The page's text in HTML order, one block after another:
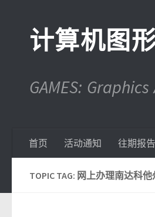
计算机图
GAMES:
首页 活动通知 往期报
TOPIC TAG: 网上办理南达科